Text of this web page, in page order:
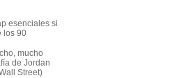
esenciales si
los 90
mucho
de Jordan
Street)